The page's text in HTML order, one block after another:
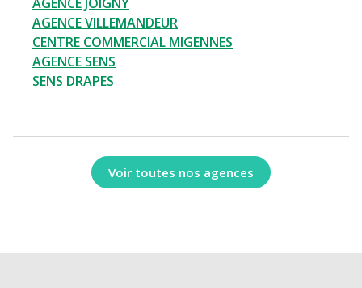
AGENCE VILLEMANDEUR
CENTRE COMMERCIAL MIGENNES
AGENCE SENS
SENS DRAPES
Voir toutes nos agences